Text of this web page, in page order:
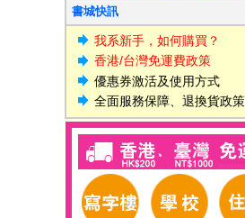
書城快訊
我系新手，如何購買？
香港/台灣免運費政策
優惠券激活及使用方式
全面服務保障、退換貨政策